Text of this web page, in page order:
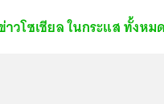
วโซเชียล ในกระแส ทั้งห